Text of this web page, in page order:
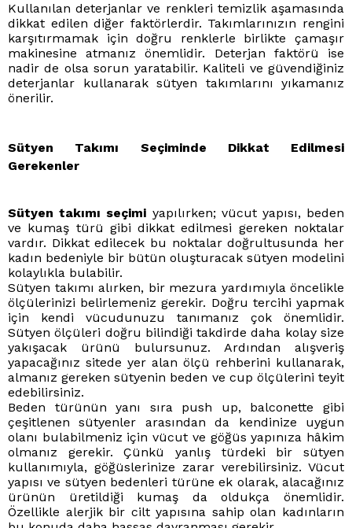
Kullanılan deterjanlar ve renkleri temizlik aşamasında
dikkat edilen diğer faktörlerdir. Takımlarınızın rengini
karşıtırmamak için doğru renklerle birlikte çamaşır
makinesine atmanız önemlidir. Deterjan faktörü ise
nadir de olsa sorun yaratabilir. Kaliteli ve güvendiğiniz
deterjanlar kullanarak sütyen takımlarını yıkamanız
önerilir.
Sütyen Takımı Seçiminde Dikkat Edilmesi
Gerekenler
Sütyen takımı seçimi yapılırken; vücut yapısı, beden
ve kumaş türü gibi dikkat edilmesi gereken noktalar
vardır. Dikkat edilecek bu noktalar doğrultusunda her
kadın bedeniyle bir bütün oluşturacak sütyen modelini
kolaylıkla bulabilir.
Sütyen takımı alırken, bir mezura yardımıyla öncelikle
ölçülerinizi belirlemeniz gerekir. Doğru tercihi yapmak
için kendi vücudunuzu tanımanız çok önemlidir.
Sütyen ölçüleri doğru bilindiği takdirde daha kolay size
yakışacak ürünü bulursunuz. Ardından alışveriş
yapacağınız sitede yer alan ölçü rehberini kullanarak,
almanız gereken sütyenin beden ve cup ölçülerini teyit
edebilirsiniz.
Beden türünün yanı sıra push up, balconette gibi
çeşitlenen sütyenler arasından da kendinize uygun
olanı bulabilmeniz için vücut ve göğüs yapınıza hâkim
olmanız gerekir. Çünkü yanlış türdeki bir sütyen
kullanımıyla, göğüslerinize zarar verebilirsiniz. Vücut
yapısı ve sütyen bedenleri türüne ek olarak, alacağınız
ürünün üretildiği kumaş da oldukça önemlidir.
Özellikle alerjik bir cilt yapısına sahip olan kadınların